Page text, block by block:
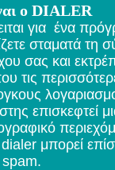
ο DIALER
για ένα
σταματά τη
σας και
τις
επισκεφτεί
μπορεί